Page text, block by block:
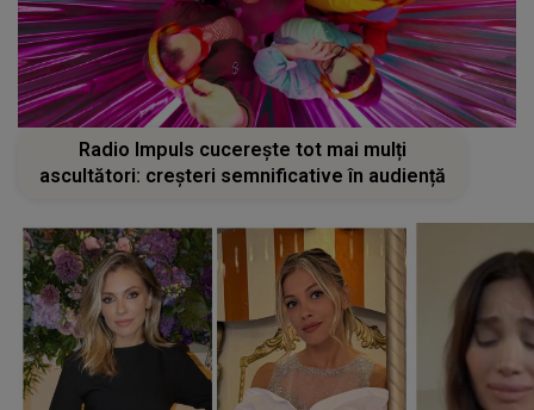
Radio Impuls cucerește tot mai mulți
ascultători: creșteri semnificative în audiență